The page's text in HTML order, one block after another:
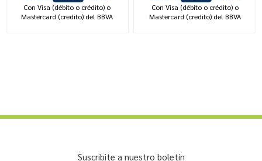
Con Visa (débito o crédito) o
Mastercard (credito) del BBVA
Con Visa (débito o crédito) o
Mastercard (credito) del BBVA
Suscribite a nuestro boletín